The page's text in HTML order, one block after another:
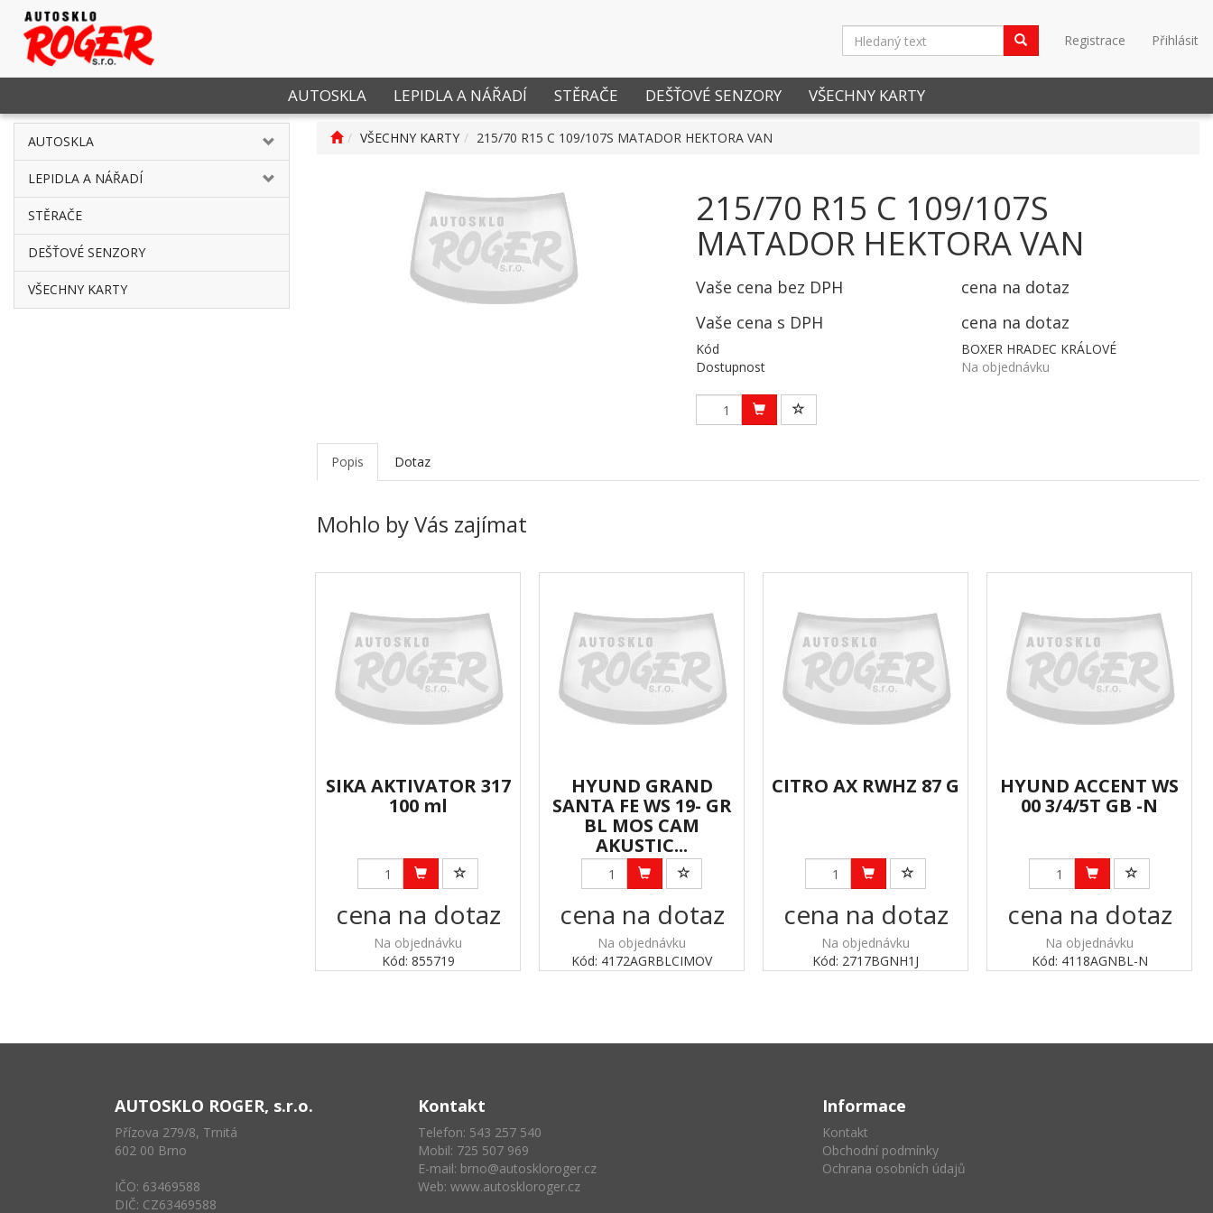
Registrace Přihlásit
AUTOSKLA LEPIDLA A NÁŘADÍ STĚRAČE DEŠŤOVÉ SENZORY VŠECHNY KARTY
AUTOSKLA
LEPIDLA A NÁŘADÍ
STĚRAČE
DEŠŤOVÉ SENZORY
VŠECHNY KARTY
VŠECHNY KARTY 215/70 R15 C 109/107S MATADOR HEKTORA VAN
215/70 R15 C 109/107S
MATADOR HEKTORA VAN
Vaše cena bez DPH
cena na dotaz
Vaše cena s DPH
cena na dotaz
Kód
BOXER HRADEC KRÁLOVÉ
Dostupnost
Na objednávku
Popis Dotaz
Mohlo by Vás zajímat
SIKA AKTIVATOR 317
100 ml
cena na dotaz
Na objednávku
Kód: 855719
HYUND GRAND
SANTA FE WS 19- GR
BL MOS CAM
AKUSTIC...
cena na dotaz
Na objednávku
Kód: 4172AGRBLCIMOV
CITRO AX RWHZ 87 G
cena na dotaz
Na objednávku
Kód: 2717BGNH1J
HYUND ACCENT WS
00 3/4/5T GB -N
cena na dotaz
Na objednávku
Kód: 4118AGNBL-N
AUTOSKLO ROGER, s.r.o.
Přízova 279/8, Trnitá
602 00 Brno
IČO: 63469588
DIČ: CZ63469588
Kontakt
Telefon: 543 257 540
Mobil: 725 507 969
E-mail: brno@autoskloroger.cz
Web: www.autoskloroger.cz
Informace
Kontakt
Obchodní podmínky
Ochrana osobních údajů